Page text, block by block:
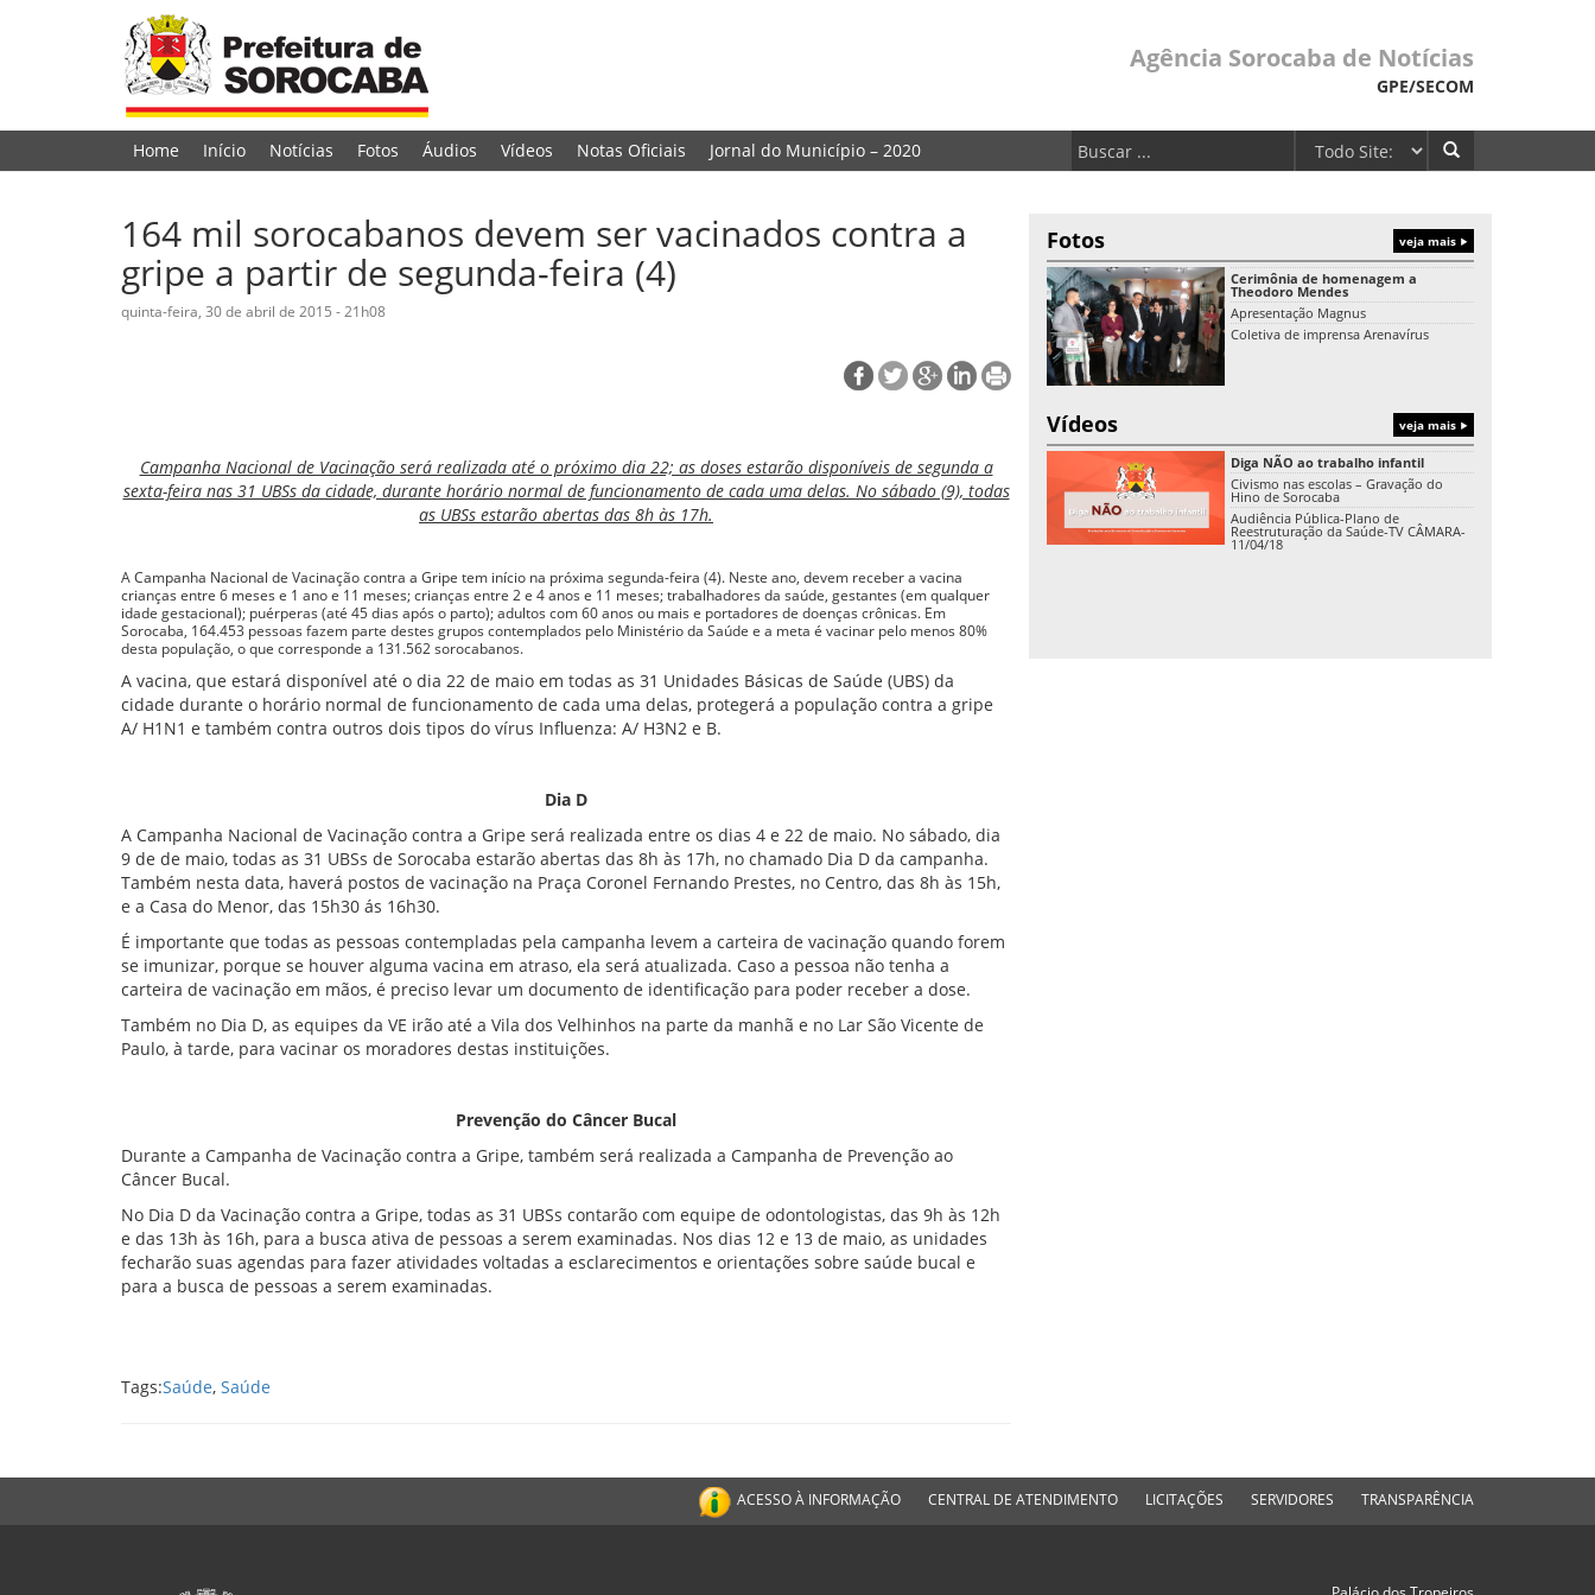
Agência Sorocaba de Notícias
GPE/SECOM
Home Início Notícias Fotos Áudios Vídeos Notas Oficiais Jornal do Município – 2020
164 mil sorocabanos devem ser vacinados contra a
gripe a partir de segunda-feira (4)
quinta-feira, 30 de abril de 2015 - 21h08
Campanha Nacional de Vacinação será realizada até o próximo dia 22; as doses estarão disponíveis de segunda a
sexta-feira nas 31 UBSs da cidade, durante horário normal de funcionamento de cada uma delas. No sábado (9), todas
as UBSs estarão abertas das 8h às 17h.
A Campanha Nacional de Vacinação contra a Gripe tem início na próxima segunda-feira (4). Neste ano, devem receber a vacina
crianças entre 6 meses e 1 ano e 11 meses; crianças entre 2 e 4 anos e 11 meses; trabalhadores da saúde, gestantes (em qualquer
idade gestacional); puérperas (até 45 dias após o parto); adultos com 60 anos ou mais e portadores de doenças crônicas. Em
Sorocaba, 164.453 pessoas fazem parte destes grupos contemplados pelo Ministério da Saúde e a meta é vacinar pelo menos 80%
desta população, o que corresponde a 131.562 sorocabanos.
A vacina, que estará disponível até o dia 22 de maio em todas as 31 Unidades Básicas de Saúde (UBS) da
cidade durante o horário normal de funcionamento de cada uma delas, protegerá a população contra a gripe
A/ H1N1 e também contra outros dois tipos do vírus Influenza: A/ H3N2 e B.
Dia D
A Campanha Nacional de Vacinação contra a Gripe será realizada entre os dias 4 e 22 de maio. No sábado, dia
9 de de maio, todas as 31 UBSs de Sorocaba estarão abertas das 8h às 17h, no chamado Dia D da campanha.
Também nesta data, haverá postos de vacinação na Praça Coronel Fernando Prestes, no Centro, das 8h às 15h,
e a Casa do Menor, das 15h30 ás 16h30.
É importante que todas as pessoas contempladas pela campanha levem a carteira de vacinação quando forem
se imunizar, porque se houver alguma vacina em atraso, ela será atualizada. Caso a pessoa não tenha a
carteira de vacinação em mãos, é preciso levar um documento de identificação para poder receber a dose.
Também no Dia D, as equipes da VE irão até a Vila dos Velhinhos na parte da manhã e no Lar São Vicente de
Paulo, à tarde, para vacinar os moradores destas instituições.
Prevenção do Câncer Bucal
Durante a Campanha de Vacinação contra a Gripe, também será realizada a Campanha de Prevenção ao
Câncer Bucal.
No Dia D da Vacinação contra a Gripe, todas as 31 UBSs contarão com equipe de odontologistas, das 9h às 12h
e das 13h às 16h, para a busca ativa de pessoas a serem examinadas. Nos dias 12 e 13 de maio, as unidades
fecharão suas agendas para fazer atividades voltadas a esclarecimentos e orientações sobre saúde bucal e
para a busca de pessoas a serem examinadas.
Tags:Saúde, Saúde
Fotos veja mais
Cerimônia de homenagem a
Theodoro Mendes
Apresentação Magnus
Coletiva de imprensa Arenavírus
Vídeos veja mais
Diga NÃO ao trabalho infantil
Civismo nas escolas – Gravação do
Hino de Sorocaba
Audiência Pública-Plano de
Reestruturação da Saúde-TV CÂMARA-
11/04/18
ACESSO À INFORMAÇÃO CENTRAL DE ATENDIMENTO LICITAÇÕES SERVIDORES TRANSPARÊNCIA